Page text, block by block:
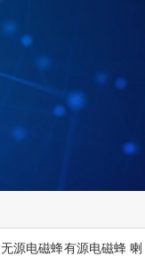
无源电磁蜂有源电磁蜂 喇